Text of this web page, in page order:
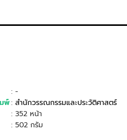
: -
พ์: สำนักวรรณกรรมและประวัติศาสตร์
: 352 หน้า
: 502 กรัม